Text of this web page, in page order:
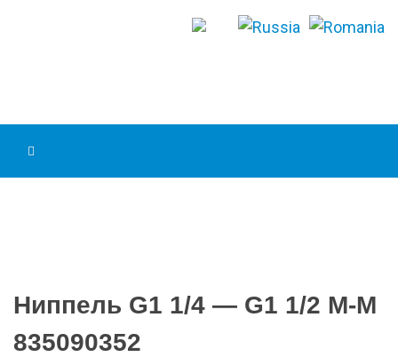
Ниппель G1 1/4 — G1 1/2 M-M
835090352